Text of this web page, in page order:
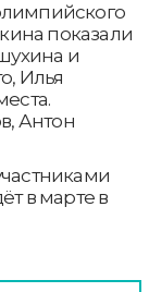
показали
и
Илья
Антон
в марте в